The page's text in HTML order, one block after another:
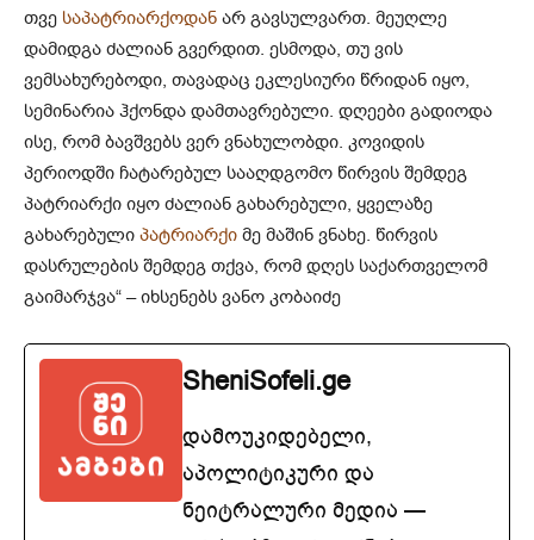
თვე საპატრიარქოდან არ გავსულვართ. მეუღლე
დამიდგა ძალიან გვერდით. ესმოდა, თუ ვის
ვემსახურებოდი, თავადაც ეკლესიური წრიდან იყო,
სემინარია ჰქონდა დამთავრებული. დღეები გადიოდა
ისე, რომ ბავშვებს ვერ ვნახულობდი. კოვიდის
პერიოდში ჩატარებულ სააღდგომო წირვის შემდეგ
პატრიარქი იყო ძალიან გახარებული, ყველაზე
გახარებული პატრიარქი მე მაშინ ვნახე. წირვის
დასრულების შემდეგ თქვა, რომ დღეს საქართველომ
გაიმარჯვა“ – იხსენებს ვანო კობაიძე
SheniSofeli.ge
დამოუკიდებელი,
აპოლიტიკური და
ნეიტრალური მედია —